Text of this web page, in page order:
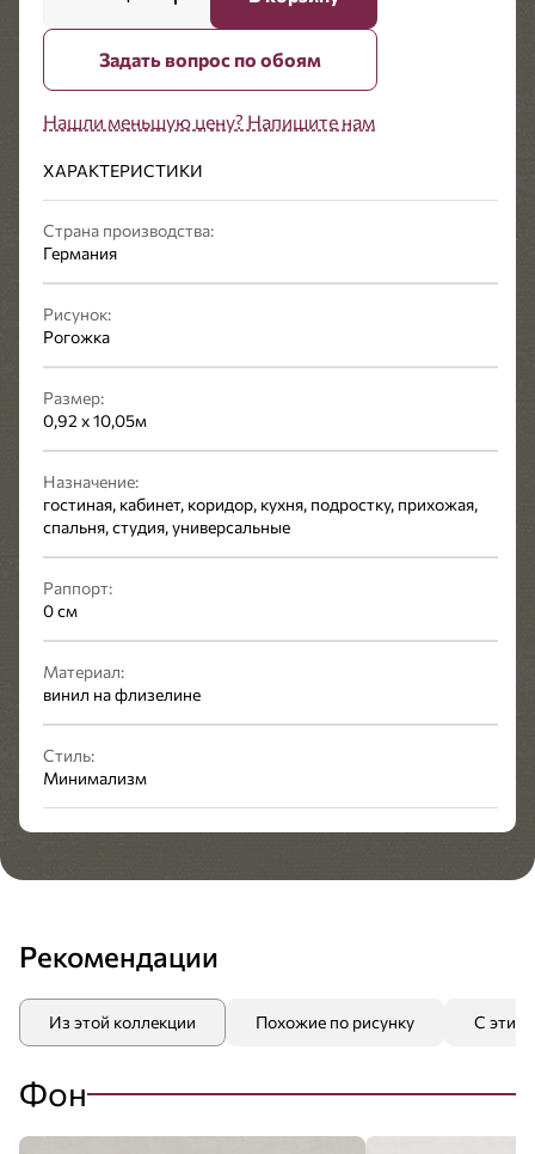
Задать вопрос по обоям
Нашли меньшую цену? Напишите нам
ХАРАКТЕРИСТИКИ
Страна производства:
Германия
Рисунок:
Рогожка
Размер:
0,92 x 10,05м
Назначение:
гостиная, кабинет, коридор, кухня, подростку, прихожая,
спальня, студия, универсальные
Раппорт:
0 см
Материал:
винил на флизелине
Стиль:
Минимализм
Рекомендации
Из этой коллекции Похожие по рисунку С этим
Фон